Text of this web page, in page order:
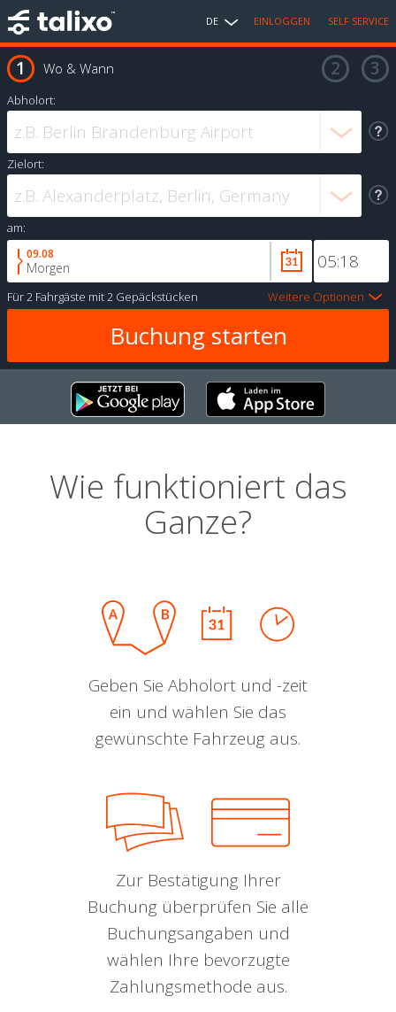
DE EINLOGGEN SELF SERVICE
Wo & Wann
Abholort:
Zielort:
am:
09.08
Morgen
Für2 Fahrgäste mit2 Gepäckstücken Weitere Optionen
Wie funktioniert das
Ganze?
Geben Sie Abholort und -zeit
ein und wählen Sie das
gewünschte Fahrzeug aus.
Zur Bestätigung Ihrer
Buchung überprüfen Sie alle
Buchungsangaben und
wählen Ihre bevorzugte
Zahlungsmethode aus.